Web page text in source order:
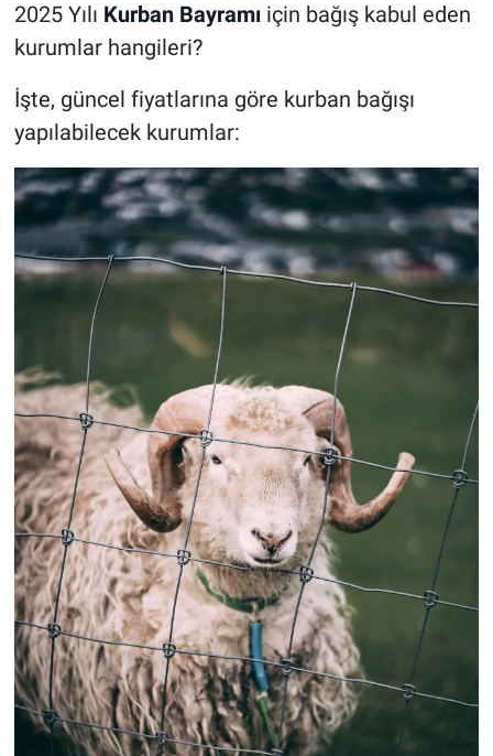
2025 Yılı Kurban Bayramıiçin bağış kabul eden
kurumlar hangileri?
İşte, güncel fiyatlarına göre kurban bağışı
yapılabilecek kurumlar: